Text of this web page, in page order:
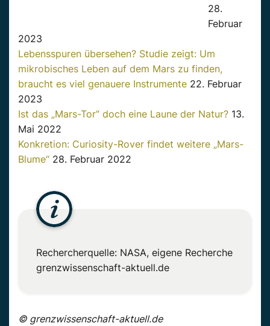
28.
Februar
2023
Lebensspuren übersehen? Studie zeigt: Um
mikrobisches Leben auf dem Mars zu finden,
braucht es viel genauere Instrumente 22. Februar
2023
Ist das „Mars-Tor“ doch eine Laune der Natur? 13.
Mai 2022
Konkretion: Curiosity-Rover findet weitere „Mars-
Blume“ 28. Februar 2022
Rechercherquelle: NASA, eigene Recherche
grenzwissenschaft-aktuell.de
© grenzwissenschaft-aktuell.de